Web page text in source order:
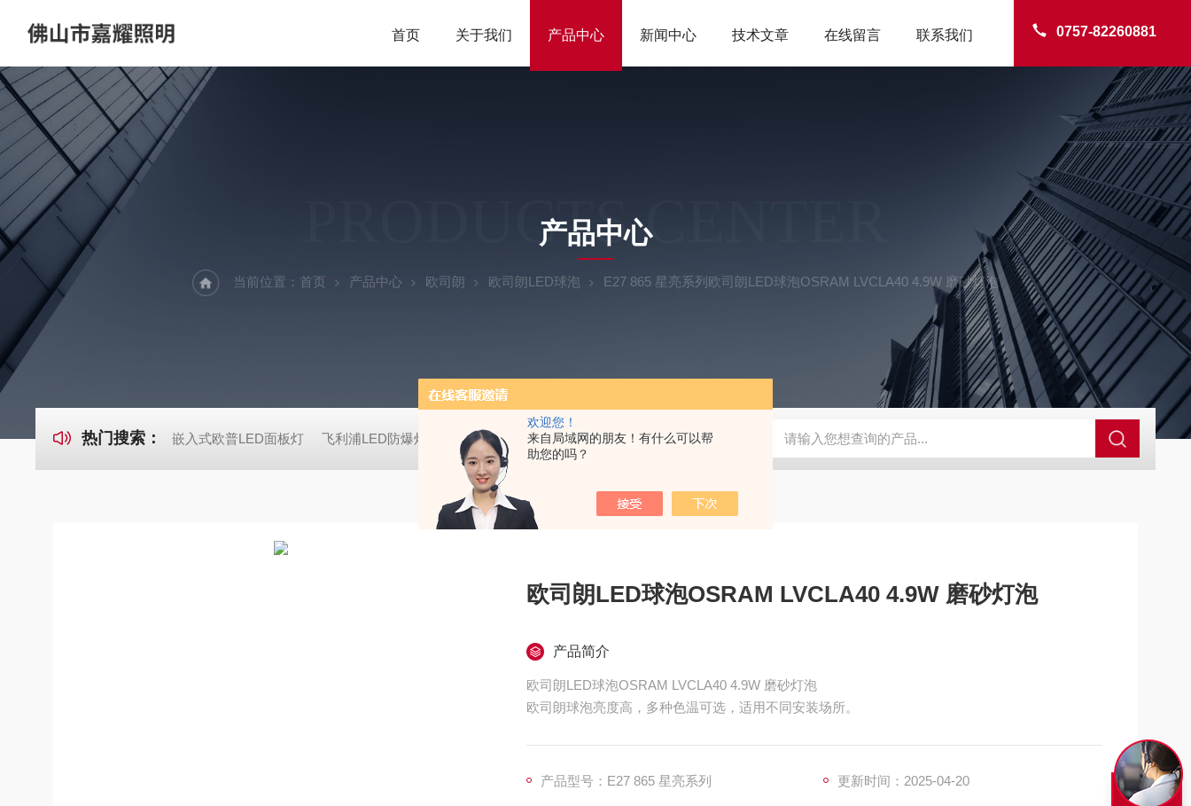
欢迎您！
来自局域网的朋友！有什么可以帮
助您的吗？
0757-82260881
首页 关于我们 产品中心 新闻中心 技术文章 在线留言 联系我们
PRODUCTS CENTER
产品中心
当前位置： 首页 产品中心 欧司朗 欧司朗LED球泡 E27 865 星亮系列欧司朗LED球泡OSRAM LVCLA40 4.9W 磨砂灯泡
热门搜索： 嵌入式欧普LED面板灯 飞利浦LED防爆灯 欧司朗LED天棚灯 飞利浦工矿灯 消防应急雷士双头应急灯 LS-ZFZD-E3WSA/XFZ-Y3SSAD 佛山照明LED泛光灯 明欣
欧司朗LED球泡OSRAM LVCLA40 4.9W 磨砂灯泡
产品简介
欧司朗LED球泡OSRAM LVCLA40 4.9W 磨砂灯泡
欧司朗球泡亮度高，多种色温可选，适用不同安装场所。
产品型号：E27 865 星亮系列 更新时间：2025-04-20